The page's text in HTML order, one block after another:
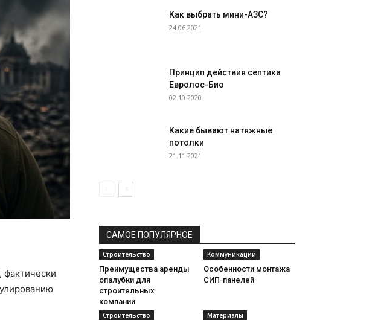
Как выбрать мини-АЗС?
24.06.2021
Принцип действия септика
Евролос-Био
02.10.2020
Какие бывают натяжные
потолки
21.11.2021
САМОЕ ПОПУЛЯРНОЕ
Строительство
Преимущества аренды
опалубки для
строительных
компаний
Коммуникации
Особенности монтажа
СИП-панелей
Строительство Материалы